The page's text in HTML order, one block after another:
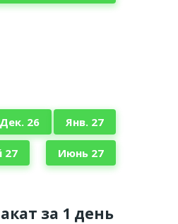
Дек. 26 Янв. 27
27 Июнь 27
за 1 день